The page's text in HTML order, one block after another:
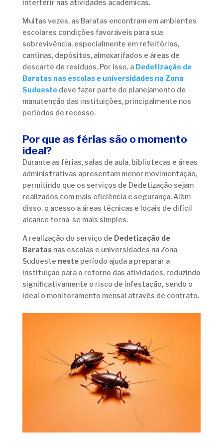
interferir nas atividades acadêmicas.
Muitas vezes, as Baratas encontram em ambientes
escolares condições favoráveis para sua
sobrevivência, especialmente em refeitórios,
cantinas, depósitos, almoxarifados e áreas de
descarte de resíduos. Por isso, a Dedetização de
Baratas nas escolas e universidades na Zona
Sudoestedeve fazer parte do planejamento de
manutenção das instituições, principalmente nos
períodos de recesso.
Por que as férias são o momento
ideal?
Durante as férias, salas de aula, bibliotecas e áreas
administrativas apresentam menor movimentação,
permitindo que os serviços de Dedetização sejam
realizados com mais eficiência e segurança. Além
disso, o acesso a áreas técnicas e locais de difícil
alcance torna-se mais simples.
A realização do serviço de Dedetização de
Baratasnas escolas e universidades na Zona
Sudoeste neste período ajuda a preparar a
instituição para o retorno das atividades, reduzindo
significativamente o risco de infestação,sendo o
ideal o monitoramento mensal através de contrato.